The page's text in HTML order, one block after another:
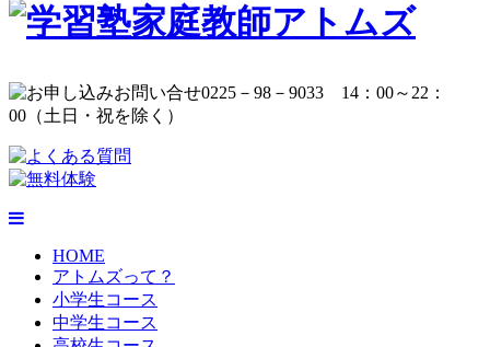
HOME
アトムズって？
小学生コース
中学生コース